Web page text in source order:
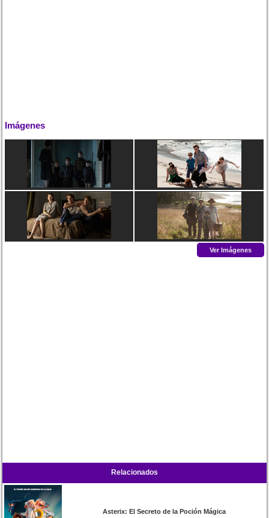
Imágenes
Ver Imágenes
Relacionados
Asterix: El Secreto de la Poción Mágica